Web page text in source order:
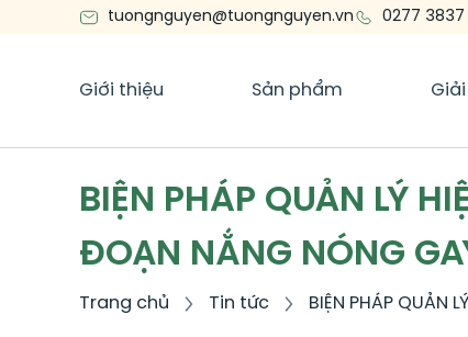
tuongnguyen@tuongnguyen.vn 0277 3837
Giới thiệu Sản phẩm
BIỆN PHÁP QUẢN LÝ
ĐOẠN NẮNG NÓNG
Trang chủ Tin tức BIỆN PHÁP QUẢN